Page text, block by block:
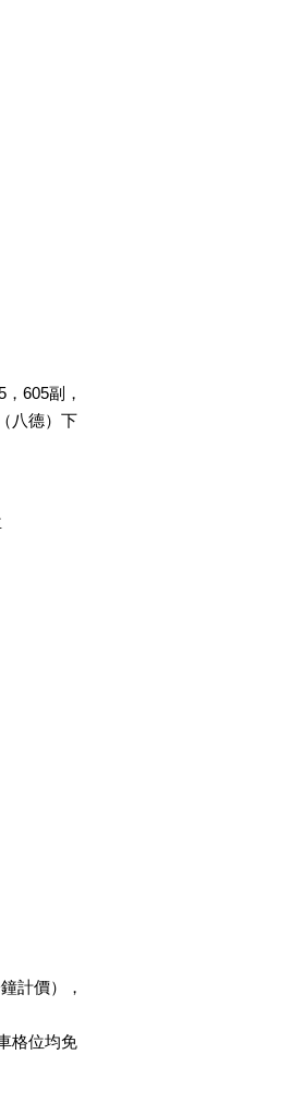
605副，
八德）下
計價），
格位均免